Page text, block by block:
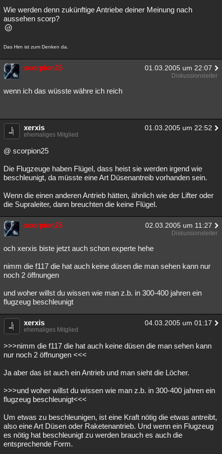
Wie werden denn zukünftige Antriebe deiner Meinung nach
aussehen scorp?
Das Hirn ist zum Denken da.
scorpion25 01.03.2005 um 22:07
Diskussionsleiter
wenn ich das wüsste währe ich reich
xerxis 01.03.2005 um 22:52
ehemaliges Mitglied
@ scorpion25
Die Flugzeuge haben Flügel, dass heist sie werden irgend wie
beschleunigt, da müsste eine Art Düsenantreib vorhanden sein.
Wenn die einen anderen Antrieb hätten, ähnlich wie der Lifter oder
die Supraleiter, dann breuchten die keine Flügel.
scorpion25 02.03.2005 um 11:27
Diskussionsleiter
och xerxis biste jetzt auch schon experte hehe
nimm die f117 die hat auch keine düsen die man sehen kann nur
noch 2 öffnungen
und woher willst du wissen wie man z.b. in 300-400 jahren ein
flugzeug beschleunigt
xerxis 04.03.2005 um 01:17
ehemaliges Mitglied
>>>nimm die f117 die hat auch keine düsen die man sehen kann
nur noch 2 öffnungen <<<
Ja aber das ist auch ein Antrieb und man sieht die Löcher.
>>>und woher willst du wissen wie man z.b. in 300-400 jahren ein
flugzeug beschleunigt<<<
Um etwas zu beschleunigen, ist eine Kraft nötig die etwas antreibt,
also eine Art Düsen oder Raketenantrieb. Und wenn ein Flugzeug
es nötig hat beschleunigt zu werden brauch es auch die
entsprechende Form.